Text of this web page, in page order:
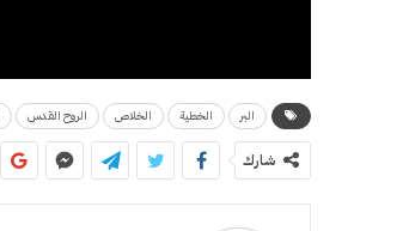
البر الخطية الخلاص الروح القدس
شارك